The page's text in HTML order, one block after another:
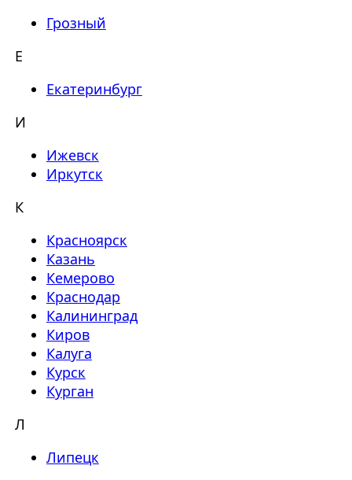
Грозный
Е
Екатеринбург
И
Ижевск
Иркутск
К
Красноярск
Казань
Кемерово
Краснодар
Калининград
Киров
Калуга
Курск
Курган
Л
Липецк